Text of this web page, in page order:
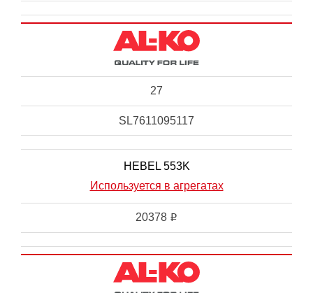
27
SL7611095117
HEBEL 553K
Используется в агрегатах
20378 i